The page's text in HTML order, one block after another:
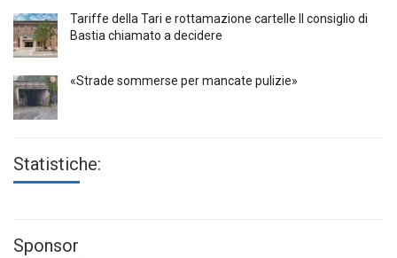
Tariffe della Tari e rottamazione cartelle Il consiglio di
Bastia chiamato a decidere
«Strade sommerse per mancate pulizie»
Statistiche:
Sponsor